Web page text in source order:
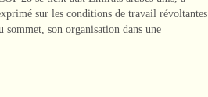
sur les conditions de travail révoltantes
sommet, son organisation dans une